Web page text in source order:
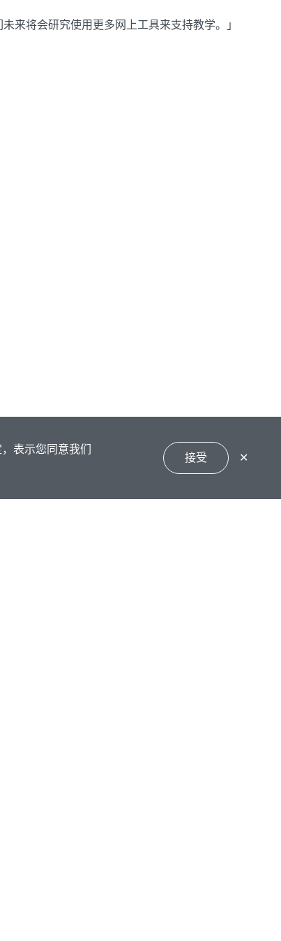
来将会研究使用更多网上工具来支持教学。」
表示您同意我们
接受 ✕